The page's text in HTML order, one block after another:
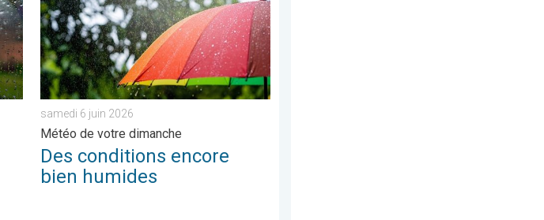
samedi 6 juin 2026
Météo de votre dimanche
Des conditions encore
bien humides